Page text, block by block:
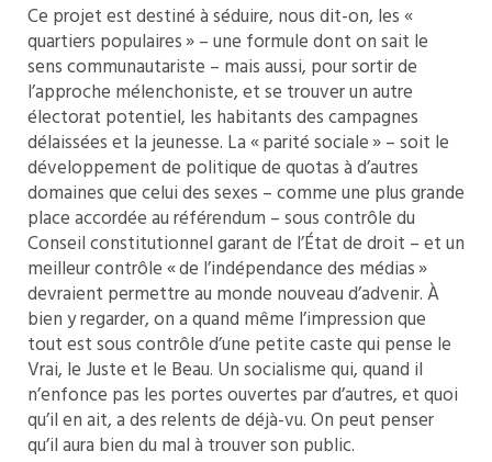
Ce projet est destiné à séduire, nous dit-on, les «
quartiers populaires » – une formule dont on sait le
sens communautariste – mais aussi, pour sortir de
l’approche mélenchoniste, et se trouver un autre
électorat potentiel, les habitants des campagnes
délaissées et la jeunesse. La « parité sociale » – soit le
développement de politique de quotas à d’autres
domaines que celui des sexes – comme une plus grande
place accordée au référendum – sous contrôle du
Conseil constitutionnel garant de l’État de droit – et un
meilleur contrôle « de l’indépendance des médias »
devraient permettre au monde nouveau d’advenir. À
bien y regarder, on a quand même l’impression que
tout est sous contrôle d’une petite caste qui pense le
Vrai, le Juste et le Beau. Un socialisme qui, quand il
n’enfonce pas les portes ouvertes par d’autres, et quoi
qu’il en ait, a des relents de déjà-vu. On peut penser
qu’il aura bien du mal à trouver son public.